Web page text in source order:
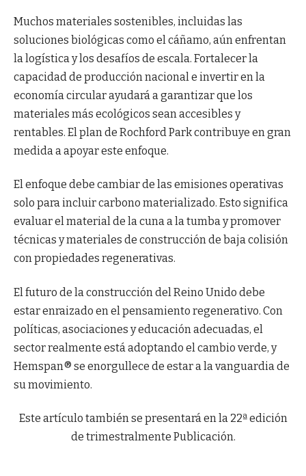
Muchos materiales sostenibles, incluidas las
soluciones biológicas como el cáñamo, aún enfrentan
la logística y los desafíos de escala. Fortalecer la
capacidad de producción nacional e invertir en la
economía circular ayudará a garantizar que los
materiales más ecológicos sean accesibles y
rentables. El plan de Rochford Park contribuye en gran
medida a apoyar este enfoque.
El enfoque debe cambiar de las emisiones operativas
solo para incluir carbono materializado. Esto significa
evaluar el material de la cuna a la tumba y promover
técnicas y materiales de construcción de baja colisión
con propiedades regenerativas.
El futuro de la construcción del Reino Unido debe
estar enraizado en el pensamiento regenerativo. Con
políticas, asociaciones y educación adecuadas, el
sector realmente está adoptando el cambio verde, y
Hemspan® se enorgullece de estar a la vanguardia de
su movimiento.
Este artículo también se presentará en la 22ª edición
de trimestralmente Publicación.